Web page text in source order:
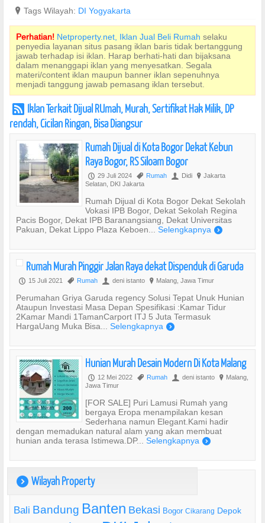
? Tags Wilayah: DI Yogyakarta
Perhatian! Netproperty.net, Iklan Jual Beli Rumah selaku
penyedia layanan situs pasang iklan baris tidak bertanggung
jawab terhadap isi iklan. Harap berhati-hati dan bijaksana
dalam menanggapi iklan yang menyesatkan. Segala
materi/content iklan maupun banner iklan sepenuhnya
menjadi tanggung jawab pemasang iklan tersebut.
r Iklan Terkait Dijual RUmah, Murah, Sertifikat Hak Milik, DP
rendah, Cicilan Ringan, Bisa Diangsur
Rumah Dijual di Kota Bogor Dekat Kebun
Raya Bogor, RS Siloam Bogor
P 29 Juli 2024 , Rumah U Didi ? Jakarta
Selatan, DKI Jakarta
Rumah Dijual di Kota Bogor Dekat Sekolah
Vokasi IPB Bogor, Dekat Sekolah Regina
Pacis Bogor, Dekat IPB Baranangsiang, Dekat Universitas
Pakuan, Dekat Lippo Plaza Keboen... Selengkapnya )
Rumah Murah Pinggir Jalan Raya dekat Dispenduk di Garuda
P 15 Juli 2021 , Rumah U deni istanto ? Malang, Jawa Timur
Perumahan Griya Garuda regency Solusi Tepat Unuk Hunian
Ataupun Investasi Masa Depan Spesifikasi :Kamar Tidur
2Kamar Mandi 1TamanCarport ITJ 5 Juta Termasuk
HargaUang Muka Bisa... Selengkapnya )
Hunian Murah Desain Modern Di Kota Malang
P 12 Mei 2022 , Rumah U deni istanto ? Malang,
Jawa Timur
[FOR SALE] Puri Lamusi Rumah yang
bergaya Eropa menampilakan kesan
Sederhana namun Elegant.Kami hadir
dengan memadukan natural alam yang akan membuat
hunian anda terasa Istimewa.DP... Selengkapnya )
) Wilayah Property
Bali Bandung Banten Bekasi Bogor Cikarang Depok